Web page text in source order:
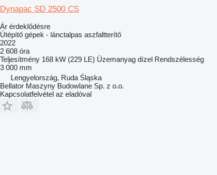
Dynapac SD 2500 CS
Ár érdeklődésre
Útépítő gépek - lánctalpas aszfaltterítő
2022
2 608 óra
Teljesítmény 168 kW (229 LE) Üzemanyag dízel Rendszélesség
3 000 mm
Lengyelország, Ruda Śląska
Bellator Maszyny Budowlane Sp. z o.o.
Kapcsolatfelvétel az eladóval